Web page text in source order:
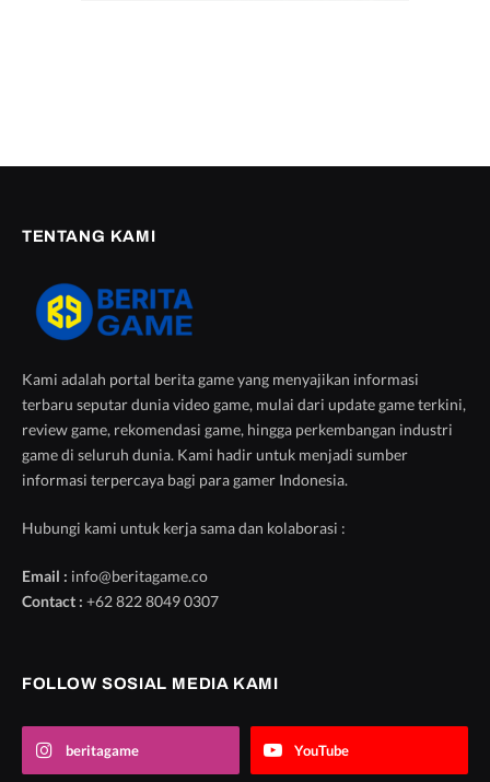
TENTANG KAMI
Kami adalah portal berita game yang menyajikan informasi
terbaru seputar dunia video game, mulai dari update game terkini,
review game, rekomendasi game, hingga perkembangan industri
game di seluruh dunia. Kami hadir untuk menjadi sumber
informasi terpercaya bagi para gamer Indonesia.
Hubungi kami untuk kerja sama dan kolaborasi :
Email : info@beritagame.co
Contact : +62 822 8049 0307
FOLLOW SOSIAL MEDIA KAMI
beritagame YouTube